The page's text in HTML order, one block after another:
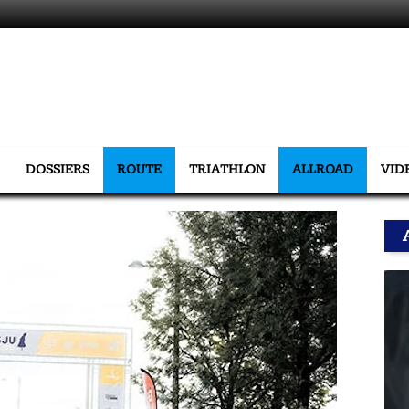
DOSSIERS ROUTE TRIATHLON ALLROAD